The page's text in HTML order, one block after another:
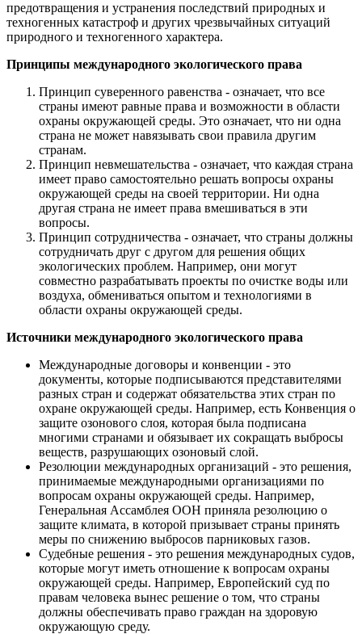
предотвращения и устранения последствий природных и
техногенных катастроф и других чрезвычайных ситуаций
природного и техногенного характера.
Принципы международного экологического права
Принцип суверенного равенства - означает, что все
страны имеют равные права и возможности в области
охраны окружающей среды. Это означает, что ни одна
страна не может навязывать свои правила другим
странам.
Принцип невмешательства - означает, что каждая страна
имеет право самостоятельно решать вопросы охраны
окружающей среды на своей территории. Ни одна
другая страна не имеет права вмешиваться в эти
вопросы.
Принцип сотрудничества - означает, что страны должны
сотрудничать друг с другом для решения общих
экологических проблем. Например, они могут
совместно разрабатывать проекты по очистке воды или
воздуха, обмениваться опытом и технологиями в
области охраны окружающей среды.
Источники международного экологического права
Международные договоры и конвенции - это
документы, которые подписываются представителями
разных стран и содержат обязательства этих стран по
охране окружающей среды. Например, есть Конвенция о
защите озонового слоя, которая была подписана
многими странами и обязывает их сокращать выбросы
веществ, разрушающих озоновый слой.
Резолюции международных организаций - это решения,
принимаемые международными организациями по
вопросам охраны окружающей среды. Например,
Генеральная Ассамблея ООН приняла резолюцию о
защите климата, в которой призывает страны принять
меры по снижению выбросов парниковых газов.
Судебные решения - это решения международных судов,
которые могут иметь отношение к вопросам охраны
окружающей среды. Например, Европейский суд по
правам человека вынес решение о том, что страны
должны обеспечивать право граждан на здоровую
окружающую среду.